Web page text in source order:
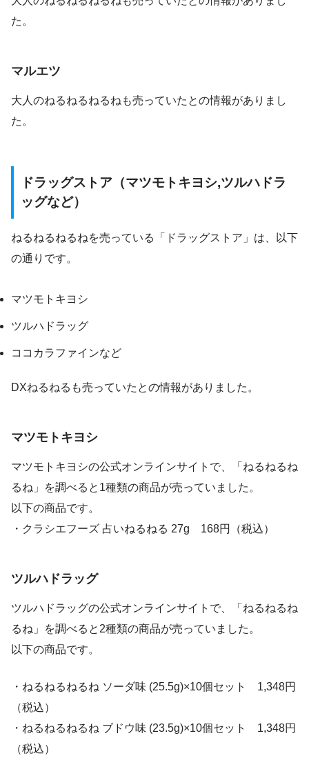
た。
マルエツ
大人のねるねるねるねも売っていたとの情報がありまし
た。
ドラッグストア（マツモトキヨシ,ツルハドラ
ッグなど）
ねるねるねるねを売っている「ドラッグストア」は、以下
の通りです。
マツモトキヨシ
ツルハドラッグ
ココカラファインなど
DXねるねるも売っていたとの情報がありました。
マツモトキヨシ
マツモトキヨシの公式オンラインサイトで、「ねるねるね
るね」を調べると1種類の商品が売っていました。
以下の商品です。
・クラシエフーズ 占いねるねる 27g 168円（税込）
ツルハドラッグ
ツルハドラッグの公式オンラインサイトで、「ねるねるね
るね」を調べると2種類の商品が売っていました。
以下の商品です。
・ねるねるねるね ソーダ味 (25.5g)×10個セット 1,348円
（税込）
・ねるねるねるね ブドウ味 (23.5g)×10個セット 1,348円
（税込）